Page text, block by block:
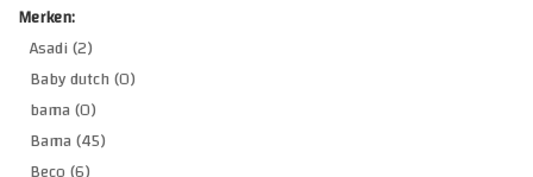
Merken:
Asadi(2)
Baby dutch(0)
bama(0)
Bama(45)